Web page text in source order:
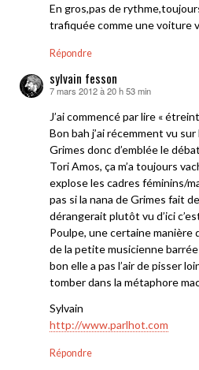
En gros,pas de
trafiquée comme une voiture
Répondre
sylvain fesson
dit :
7 mars 2012 à 20 h 53 min
J’ai commencé par lire «
Bon bah j’ai récemment vu
Grimes donc d’emblée le
Tori Amos, ça m’a toujours
explose les cadres féminins/
pas si la nana de Grimes fait
dérangerait plutôt vu d’ici
Poulpe, une certaine manière
de la petite musicienne
bon elle a pas l’air de pisser
tomber dans la métaphore
Sylvain
http://www.parlhot.com
Répondre